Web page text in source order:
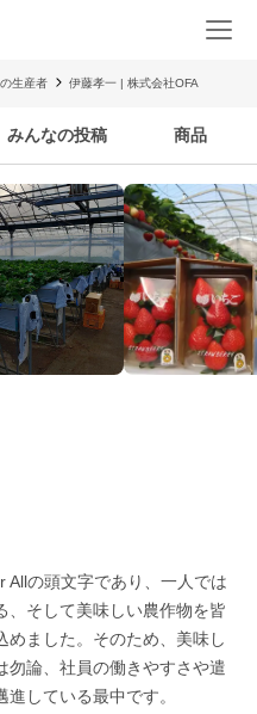
生産者 伊藤孝一 | 株式会社OFA
みんなの投稿 商品
Allの頭文字であり、一人では
、そして美味しい農作物を皆
めました。そのため、美味し
勿論、社員の働きやすさや遣
している最中です。